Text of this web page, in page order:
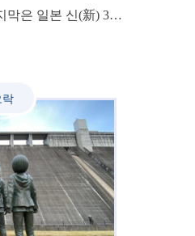
막은 일본 신(新) 3…
락